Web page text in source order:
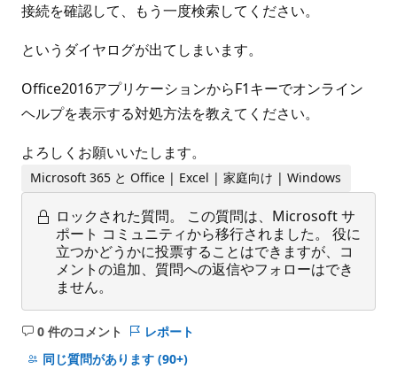
接続を確認して、もう一度検索してください。
というダイヤログが出てしまいます。
Office2016アプリケーションからF1キーでオンライン
ヘルプを表示する対処方法を教えてください。
よろしくお願いいたします。
Microsoft 365 と Office | Excel | 家庭向け | Windows
ロックされた質問。
この質問は、Microsoft サ
ポート コミュニティから移行されました。 役に
立つかどうかに投票することはできますが、コ
メントの追加、質問への返信やフォローはでき
ません。
0 件のコメント
コ
メ
レポート
同じ質問があります (90+)